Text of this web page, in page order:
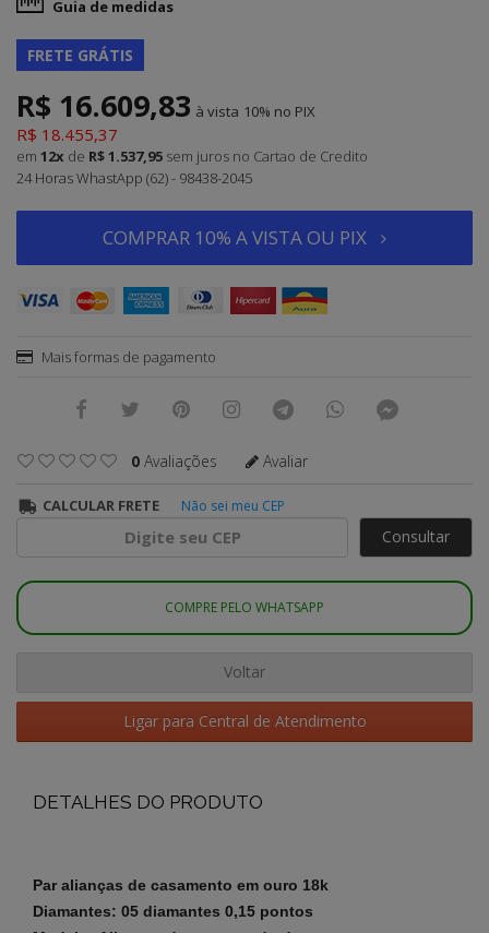
Guia de medidas
FRETE GRÁTIS
R$ 16.609,83 à vista 10%
R$ 18.455,37
em 12x de R$ 1.537,95 sem juros no Cartao de Credito
24 Horas WhastApp (62) - 98438-2045
COMPRAR 10% A VISTA OU PIX
Mais formas de pagamento
0 Avaliações Avaliar
CALCULAR FRETE Não sei meu CEP
Consultar
COMPRE PELO WHATSAPP
Voltar
Ligar para Central de Atendimento
DETALHES DO PRODUTO
Par alianças de casamento em ouro 18k
Diamantes: 05 diamantes 0,15 pontos